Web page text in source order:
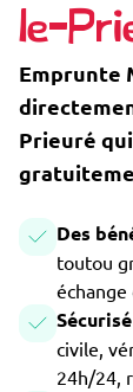
le-
Emprunte
Prieuré
Des
toutou
civile,
24h/24,